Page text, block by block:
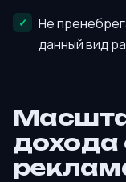
Не
данный вид
дохода